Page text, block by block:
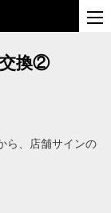
換②
ら、店舗サインの